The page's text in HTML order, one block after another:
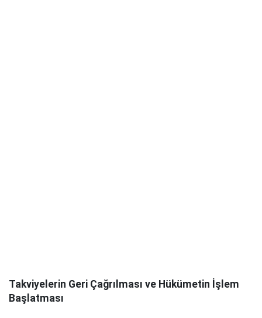
Takviyelerin Geri Çağrılması ve Hükümetin İşlem
Başlatması